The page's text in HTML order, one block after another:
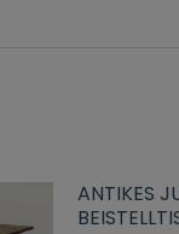
ANTIKES